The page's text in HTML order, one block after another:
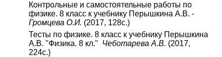
Контрольные и самостоятельные работы по
физике. 8 класс к учебнику Перышкина А.В. -
Громцева О.И. (2017, 128с.)
Тесты по физике. 8 класс к учебнику Перышкина
А.В. "Физика. 8 кл." Чеботарева А.В. (2017,
224с.)